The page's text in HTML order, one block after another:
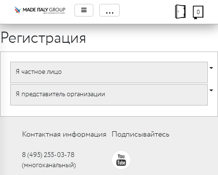
≡ ... 0
Регистрация
Я частное лицо
Я представитель организации
Контактная информация
8 (495) 255-03-78
(многоканальный)
Подписывайтесь